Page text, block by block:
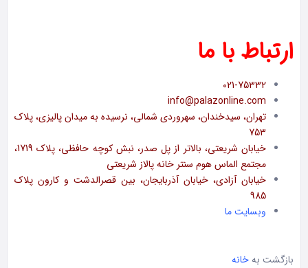
ارتباط با ما
021-75332
info@palazonline.com
تهران، سیدخندان، سهروردی شمالی، نرسیده به میدان پالیزی، پلاک
753
خیابان شریعتی، بالاتر از پل صدر، نبش کوچه حافظی، پلاک 1719،
مجتمع الماس هوم سنتر خانه پالاز شریعتی
خیابان آزادی، خیابان آذربایجان، بین قصرالدشت و کارون پلاک
985
وبسایت ما
بازگشت بهخانه